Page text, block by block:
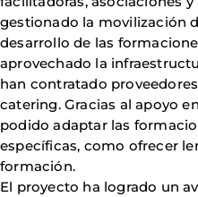
gestionado la movilización
desarrollo de las
aprovechado la
han contratado
catering. Gracias al apoyo
podido adaptar las
específicas, como ofrecer
formación.
El proyecto ha logrado un